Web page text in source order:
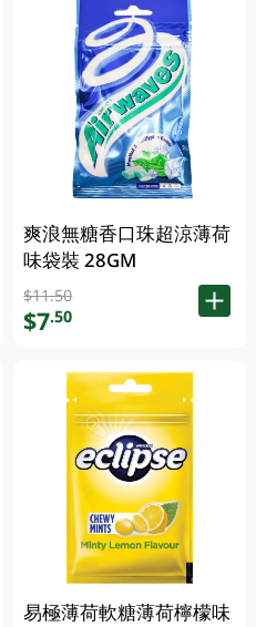
爽浪無糖香口珠超涼薄荷
味袋裝 28GM
$11.50
$7.50
易極薄荷軟糖薄荷檸檬味